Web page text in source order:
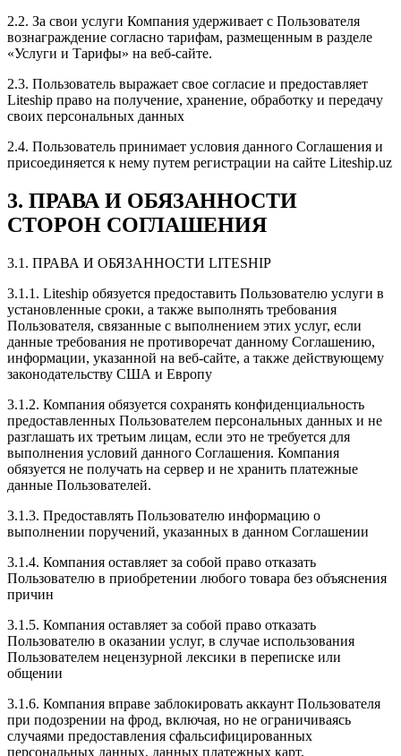
2.2. За свои услуги Компания удерживает с Пользователя
вознаграждение согласно тарифам, размещенным в разделе
«Услуги и Тарифы» на веб-сайте.
2.3. Пользователь выражает свое согласие и предоставляет
Liteship право на получение, хранение, обработку и передачу
своих персональных данных
2.4. Пользователь принимает условия данного Соглашения и
присоединяется к нему путем регистрации на сайте Liteship.uz
3. ПРАВА И ОБЯЗАННОСТИ
СТОРОН СОГЛАШЕНИЯ
3.1. ПРАВА И ОБЯЗАННОСТИ LITESHIP
3.1.1. Liteship обязуется предоставить Пользователю услуги в
установленные сроки, а также выполнять требования
Пользователя, связанные с выполнением этих услуг, если
данные требования не противоречат данному Соглашению,
информации, указанной на веб-сайте, а также действующему
законодательству США и Европу
3.1.2. Компания обязуется сохранять конфиденциальность
предоставленных Пользователем персональных данных и не
разглашать их третьим лицам, если это не требуется для
выполнения условий данного Соглашения. Компания
обязуется не получать на сервер и не хранить платежные
данные Пользователей.
3.1.3. Предоставлять Пользователю информацию о
выполнении поручений, указанных в данном Соглашении
3.1.4. Компания оставляет за собой право отказать
Пользователю в приобретении любого товара без объяснения
причин
3.1.5. Компания оставляет за собой право отказать
Пользователю в оказании услуг, в случае использования
Пользователем нецензурной лексики в переписке или
общении
3.1.6. Компания вправе заблокировать аккаунт Пользователя
при подозрении на фрод, включая, но не ограничиваясь
случаями предоставления сфальсифицированных
персональных данных, данных платежных карт,